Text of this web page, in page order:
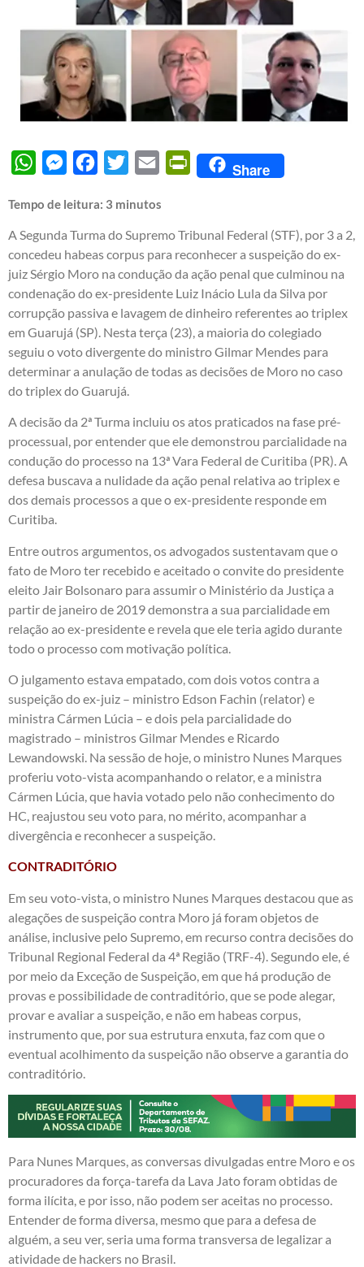
WhatsAppMessengerFacebook
Twitter Email PrintFriendly
Share
Tempo de leitura: 3 minutos
A Segunda Turma do Supremo Tribunal Federal (STF), por 3 a 2,
concedeu habeas corpus para reconhecer a suspeição do ex-
juiz Sérgio Moro na condução da ação penal que culminou na
condenação do ex-presidente Luiz Inácio Lula da Silva por
corrupção passiva e lavagem de dinheiro referentes ao triplex
em Guarujá (SP). Nesta terça (23), a maioria do colegiado
seguiu o voto divergente do ministro Gilmar Mendes para
determinar a anulação de todas as decisões de Moro no caso
do triplex do Guarujá.
A decisão da 2ª Turma incluiu os atos praticados na fase pré-
processual, por entender que ele demonstrou parcialidade na
condução do processo na 13ª Vara Federal de Curitiba (PR). A
defesa buscava a nulidade da ação penal relativa ao triplex e
dos demais processos a que o ex-presidente responde em
Curitiba.
Entre outros argumentos, os advogados sustentavam que o
fato de Moro ter recebido e aceitado o convite do presidente
eleito Jair Bolsonaro para assumir o Ministério da Justiça a
partir de janeiro de 2019 demonstra a sua parcialidade em
relação ao ex-presidente e revela que ele teria agido durante
todo o processo com motivação política.
O julgamento estava empatado, com dois votos contra a
suspeição do ex-juiz – ministro Edson Fachin (relator) e
ministra Cármen Lúcia – e dois pela parcialidade do
magistrado – ministros Gilmar Mendes e Ricardo
Lewandowski. Na sessão de hoje, o ministro Nunes Marques
proferiu voto-vista acompanhando o relator, e a ministra
Cármen Lúcia, que havia votado pelo não conhecimento do
HC, reajustou seu voto para, no mérito, acompanhar a
divergência e reconhecer a suspeição.
CONTRADITÓRIO
Em seu voto-vista, o ministro Nunes Marques destacou que as
alegações de suspeição contra Moro já foram objetos de
análise, inclusive pelo Supremo, em recurso contra decisões do
Tribunal Regional Federal da 4ª Região (TRF-4). Segundo ele, é
por meio da Exceção de Suspeição, em que há produção de
provas e possibilidade de contraditório, que se pode alegar,
provar e avaliar a suspeição, e não em habeas corpus,
instrumento que, por sua estrutura enxuta, faz com que o
eventual acolhimento da suspeição não observe a garantia do
contraditório.
Para Nunes Marques, as conversas divulgadas entre Moro e os
procuradores da força-tarefa da Lava Jato foram obtidas de
forma ilícita, e por isso, não podem ser aceitas no processo.
Entender de forma diversa, mesmo que para a defesa de
alguém, a seu ver, seria uma forma transversa de legalizar a
atividade de hackers no Brasil.